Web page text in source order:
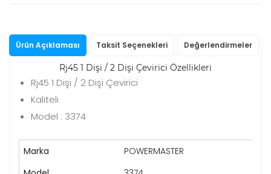
Ürün Açıklaması Taksit Seçenekleri Değerlendirmeler
Rj45 1 Dişi / 2 Dişi Çevirici Özellikleri
Rj45 1 Dişi / 2 Dişi Çevirici
Kaliteli
Model : 3374
Marka
POWERMASTER